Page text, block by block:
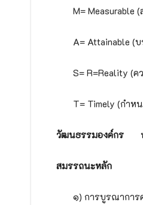
M= Measurable
A= Attainable (
S= R=Reality (ค
T= Timely (กำห
วัฒนธรรมองค์กร
สมรรถนะหลัก
๑) การบูรณากา